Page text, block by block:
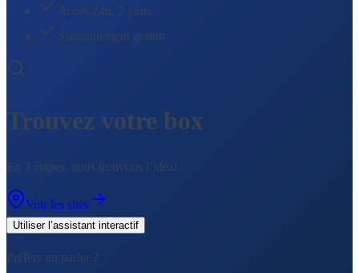
Accès 24h, 7 jours
Stationnement gratuit
Trouvez votre box
En 3 étapes, nous trouvons l’idéal.
Voir les sites
Utiliser l’assistant interactif
Préfère en parler ?